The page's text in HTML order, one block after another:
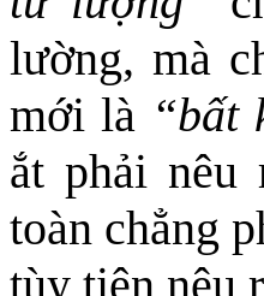
lường, mà
mới là “bất
ắt phải nêu
toàn chẳng
tùy tiện nêu